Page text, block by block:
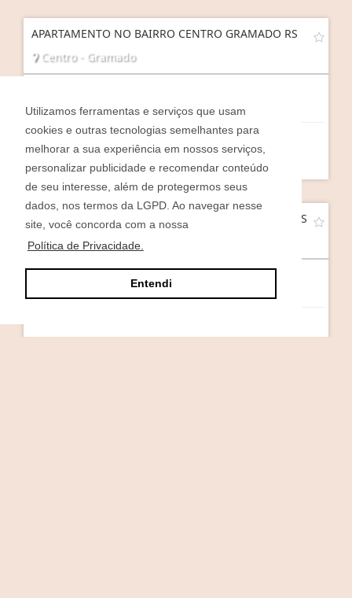
Utilizamos ferramentas e serviços que usam
cookies e outras tecnologias semelhantes para
melhorar a sua experiência em nossos serviços,
personalizar publicidade e recomendar conteúdo
de seu interesse, além de protegermos seus
dados, nos termos da LGPD. Ao navegar nesse
site, você concorda com a nossa
Política de Privacidade.
Entendi
APARTAMENTO NO BAIRRO CENTRO GRAMADO RS
Centro - Gramado
Consultar
APARTAMENTO BAIRRO LOURDES CAXIAS DO SUL RS
Lourdes - Caxias do Sul
3
R$ 405.000,00